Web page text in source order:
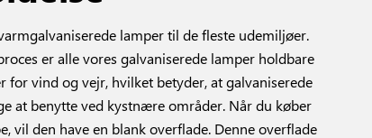
lamper til de fleste udemiljøer.
er alle vores galvaniserede lamper holdbare
for vind og vejr, hvilket betyder, at galvaniserede
at benytte ved kystnære områder. Når du køber
vil den have en blank overflade. Denne overflade